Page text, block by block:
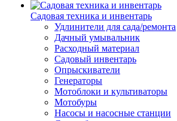
Садовая техника и инвентарь
Удлинители для сада/ремонта
Дачный умывальник
Расходный материал
Садовый инвентарь
Опрыскиватели
Генераторы
Мотоблоки и культиваторы
Мотобуры
Насосы и насосные станции